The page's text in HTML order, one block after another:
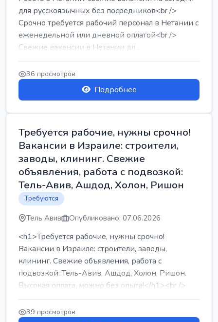
для русскоязычных без посредников<br />
Срочно требуется рабочий персонал в Нетании с
еженедельной или дневной оплатой<br />
Свежие вакансии в Нетании дл...
36 просмотров
Подробнее
Требуется рабочие, нужны срочно!
Вакансии в Израиле: строители,
заводы, клининг. Свежие
объявления, работа с подвозкой:
Тель-Авив, Ашдод, Холон, Ришон
Требуются
Тель Авив Опубликовано: 07.06.2026
<h1>Требуется рабочие, нужны срочно!
Вакансии в Израиле: строители, заводы,
клининг. Свежие объявления, работа с
подвозкой: Тель-Авив, Ашдод, Холон, Ришон.
Высокая оплата, можно без опыта!</h1><br />
...
39 просмотров